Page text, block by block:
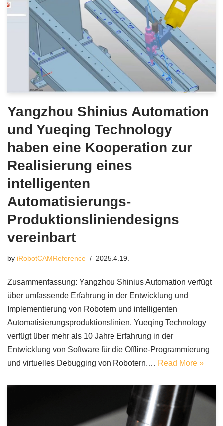
Yangzhou Shinius Automation
und Yueqing Technology
haben eine Kooperation zur
Realisierung eines
intelligenten
Automatisierungs-
Produktionsliniendesigns
vereinbart
by iRobotCAMReference 2025.4.19.
Zusammenfassung: Yangzhou Shinius Automation verfügt
über umfassende Erfahrung in der Entwicklung und
Implementierung von Robotern und intelligenten
Automatisierungsproduktionslinien. Yueqing Technology
verfügt über mehr als 10 Jahre Erfahrung in der
Entwicklung von Software für die Offline-Programmierung
und virtuelles Debugging von Robotern.… Read More »